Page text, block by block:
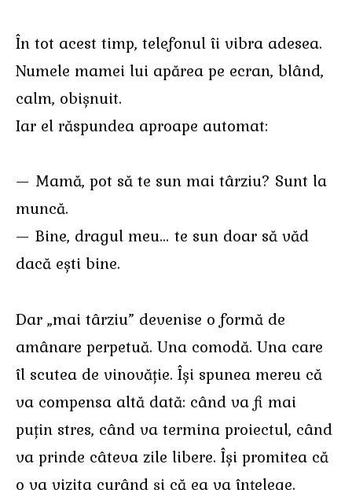
În tot acest timp, telefonul îi vibra adesea.
Numele mamei lui apărea pe ecran, blând,
calm, obișnuit.
Iar el răspundea aproape automat:
— Mamă, pot să te sun mai târziu? Sunt la
muncă.
— Bine, dragul meu… te sun doar să văd
dacă ești bine.
Dar „mai târziu” devenise o formă de
amânare perpetuă. Una comodă. Una care
îl scutea de vinovăție. Își spunea mereu că
va compensa altă dată: când va fi mai
puțin stres, când va termina proiectul, când
va prinde câteva zile libere. Își promitea că
o va vizita curând și că ea va înțelege.